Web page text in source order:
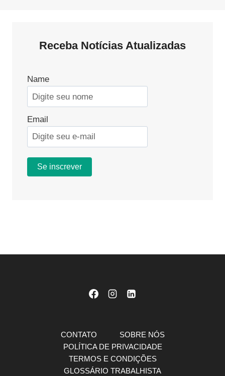
Receba Notícias Atualizadas
Name
Email
CONTATO
SOBRE NÓS
POLÍTICA DE PRIVACIDADE
TERMOS E CONDIÇÕES
GLOSSÁRIO TRABALHISTA